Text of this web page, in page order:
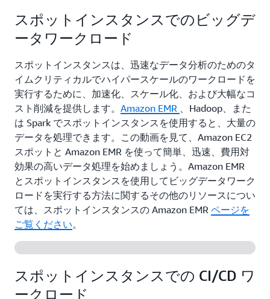
スポットインスタンスでのビッグデ
ータワークロード
スポットインスタンスは、迅速なデータ分析のためのタ
イムクリティカルでハイパースケールのワークロードを
実行するために、加速化、スケール化、および大幅なコ
スト削減を提供します。 Amazon EMR 、Hadoop、また
は Spark でスポットインスタンスを使用すると、大量の
データを処理できます。この動画を見て、Amazon EC2
スポットと Amazon EMR を使って簡単、迅速、費用対
効果の高いデータ処理を始めましょう。Amazon EMR
とスポットインスタンスを使用してビッグデータワーク
ロードを実行する方法に関するその他のリソースについ
ては、スポットインスタンスの Amazon EMR ページを
ご覧ください。
スポットインスタンスでの CI/CD ワ
ークロード